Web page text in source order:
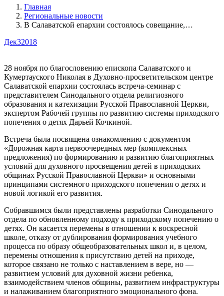
Главная
Pегиональные новости
В Салаватской епархии состоялось совещание,…
Дек32018
28 ноября по благословению епископа Салаватского и
Кумертауского Николая в Духовно-просветительском центре
Салаватской епархии состоялась встреча-семинар с
представителем Синодального отдела религиозного
образования и катехизации Русской Православной Церкви,
экспертом Рабочей группы по развитию системы приходского
попечения о детях Дарьей Кочкиной.
Встреча была посвящена ознакомлению с документом
«Дорожная карта первоочередных мер (комплексных
предложения) по формированию и развитию благоприятных
условий для духовного просвещения детей в приходских
общинах Русской Православной Церкви» и основными
принципами системного приходского попечения о детях и
новой логикой его развития.
Собравшимся были представлены разработки Синодального
отдела по обновленному подходу к приходскому попечению о
детях. Он касается перемены в отношении к воскресной
школе, отказу от дублирования формирования учебного
процесса по образу общеобразовательных школ и, в целом,
перемены отношения к присутствию детей на приходе,
которое связано не только с наставлением в вере, но —
развитием условий для духовной жизни ребенка,
взаимодействием членов общины, развитием инфраструктуры
и налаживанием благоприятного эмоционального фона.